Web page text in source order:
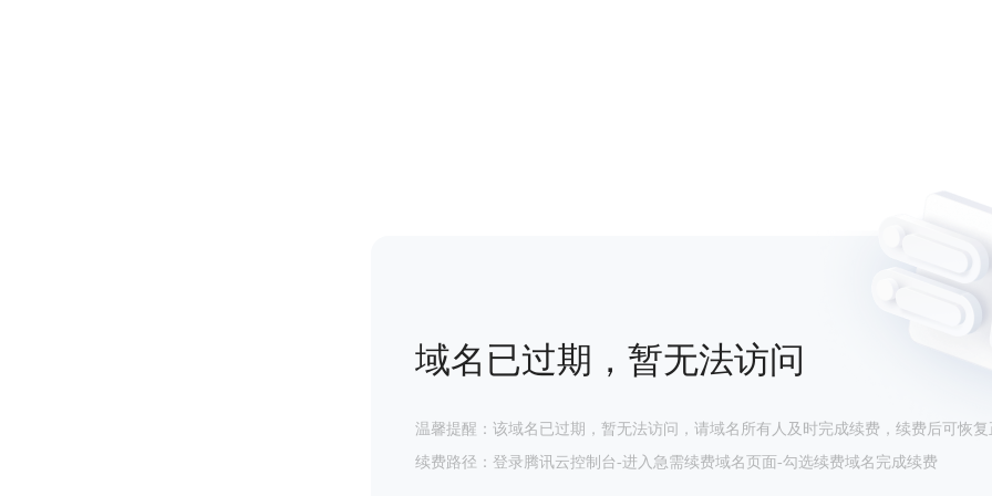
域名已过期，暂无法访问
温馨提醒：该域名已过期，暂无法访问，请域名所有人及时完成续费，续费后可恢复
续费路径：登录腾讯云控制台-进入急需续费域名页面-勾选续费域名完成续费